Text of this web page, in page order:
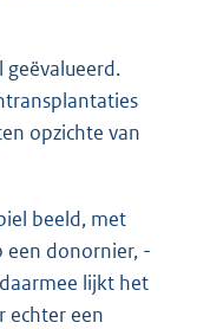
opzichte van
beeld, met
een donornier, -
lijkt het
echter een